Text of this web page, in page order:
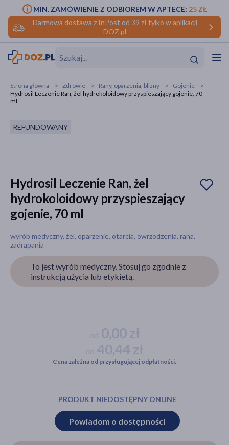
Darmowa dostawa z InPost od 39 zł tylko w aplikacji
DOZ.pl
MIN. ZAMÓWIENIE Z ODBIOREM W APTECE: 25 ZŁ
Hit
makijażu
Hit
Strona główna Zdrowie Rany, oparzenia, blizny
Gojenie
Hydrosil Leczenie Ran, żel hydrokoloidowy przyspieszający gojenie, 70
ml
REFUNDOWANY
Hydrosil Leczenie Ran, żel
hydrokoloidowy przyspieszający
gojenie, 70 ml
wyrób medyczny, żel, oparzenie, otarcia, owrzodzenia, rana,
zadrapania
To jest wyrób medyczny. Stosuj go zgodnie z
instrukcją użycia lub etykietą.
od 0,00 zł
do 40,44 zł
Cena zależna od przysługującej odpłatności.
PRODUKT NIEDOSTĘPNY ONLINE
Powiadom o dostępności